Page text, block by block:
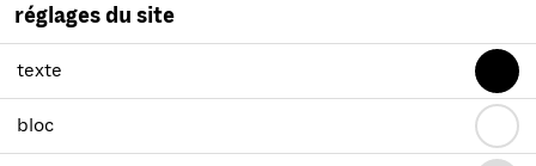
réglages du site
texte
bloc